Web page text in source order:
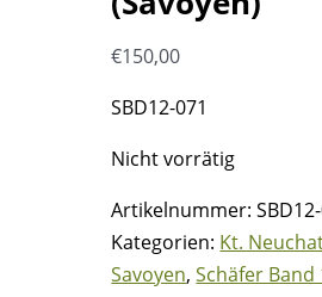
€150,00
SBD12-071
Nicht vorrätig
Artikelnummer:
Kategorien: Kt.
Savoyen,Schäfer Band